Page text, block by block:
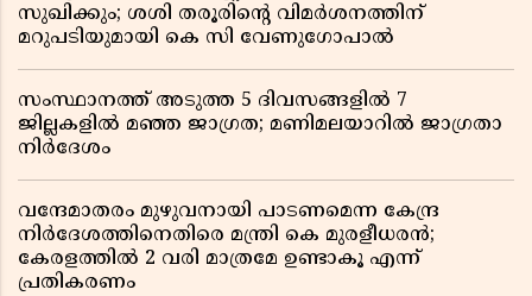
സുഖിക്കും; ശശി തരൂരിന്റെ വിമർശനത്തിന്
മറുപടിയുമായി കെ സി വേണുഗോപാൽ
സംസ്ഥാനത്ത് അടുത്ത 5 ദിവസങ്ങളിൽ 7
ജില്ലകളിൽ മഞ്ഞ ജാഗ്രത; മണിമലയാറിൽ ജാഗ്രതാ
നിർദേശം
വന്ദേമാതരം മുഴുവനായി പാടണമെന്ന കേന്ദ്ര
നിർദേശത്തിനെതിരെ മന്ത്രി കെ മുരളീധരൻ;
കേരളത്തിൽ 2 വരി മാത്രമേ ഉണ്ടാകൂ എന്ന്
പ്രതികരണം